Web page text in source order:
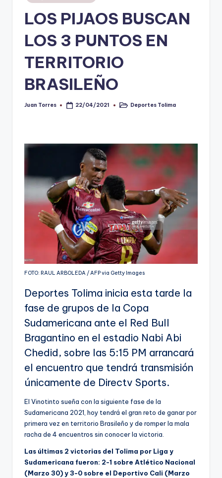
V
en
LOS PIJAOS BUSCAN
LOS 3 PUNTOS EN
TERRITORIO
BRASILEÑO
Publicado
Juan Torres 22/04/2021
Publicado
Deportes Tolima
FOTO: RAUL ARBOLEDA / AFP via Getty Images
Deportes Tolima inicia esta tarde la
fase de grupos de la Copa
Sudamericana ante el Red Bull
Bragantino en el estadio Nabi Abi
Chedid, sobre las 5:15 PM arrancará
el encuentro que tendrá transmisión
únicamente de Directv Sports.
El Vinotinto sueña con la siguiente fase de la
Sudamericana 2021, hoy tendrá el gran reto de ganar por
primera vez en territorio Brasileño y de romper la mala
racha de 4 encuentros sin conocer la victoria.
Las últimas 2 victorias del Tolima por Liga y
Sudamericana fueron: 2-1 sobre Atlético Nacional
(Marzo 30) y 3-0 sobre el Deportivo Cali (Marzo